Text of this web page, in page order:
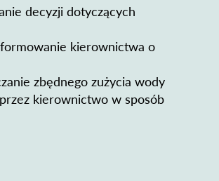
decyzji dotyczących
kierownictwa o
zbędnego zużycia wody
kierownictwo w sposób